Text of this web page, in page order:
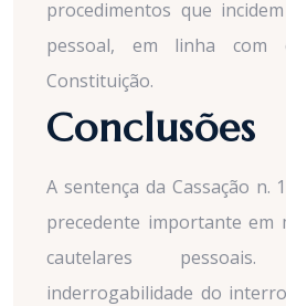
procedimentos que
pessoal, em linha
Constituição.
Conclusões
A sentença da Cassação n.
precedente importante em
cautelares
inderrogabilidade do